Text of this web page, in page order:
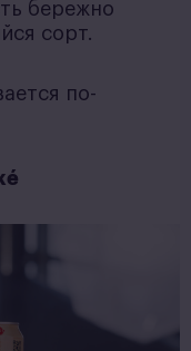
бережно
сорт.
по-